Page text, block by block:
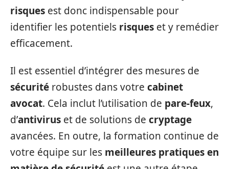
risques est donc indispensable pour
identifier les potentiels risques et y remédier
efficacement.
Il est essentiel d’intégrer des mesures de
sécurité robustes dans votre cabinet
avocat. Cela inclut l’utilisation de pare-feux,
d’antivirus et de solutions de cryptage
avancées. En outre, la formation continue de
votre équipe sur les meilleures pratiques en